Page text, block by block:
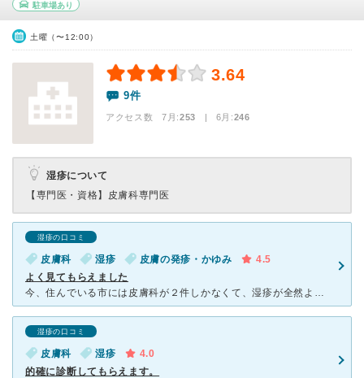
駐車場あり
土曜（〜12:00）
3.64
9件
アクセス数 7月:253 | 6月:246
湿疹について
【専門医・資格】 皮膚科専門医
湿疹の口コミ
皮膚科 湿疹 皮膚の発疹・かゆみ
4.5
よく見てもらえました
今、住んでいる市には皮膚科が２件しかなくて、湿疹が全然よくならず困ってました。実家の近くの長田ひふ科を母に勧められ行ってきました。 人気の病院みたいで１０時までに入れたのですが、１０時以降に行くと午
湿疹の口コミ
皮膚科 湿疹
4.0
的確に診断してもらえます。